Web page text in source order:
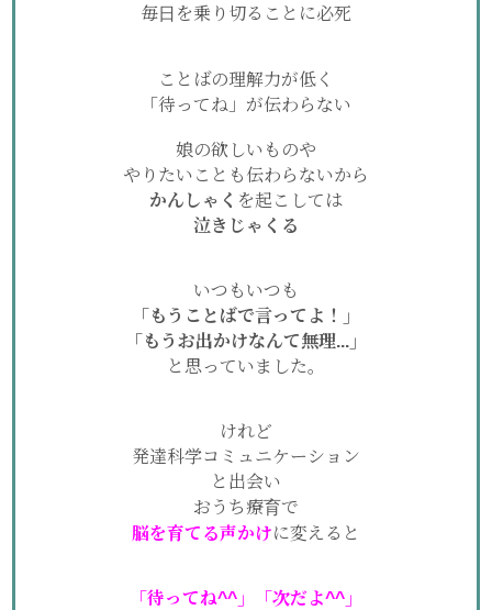
毎日を乗り切ることに必死
ことばの理解力が低く
「待ってね」が伝わらない
娘の欲しいものや
やりたいことも伝わらないから
かんしゃく を起こしては
泣きじゃくる
いつもいつも
「もうことばで言ってよ！」
「もうお出かけなんて無理...」
と思っていました。
けれど
発達科学コミュニケーション
と出会い
おうち療育で
脳を育てる声かけに変えると
「待ってね^^」「次だよ^^」